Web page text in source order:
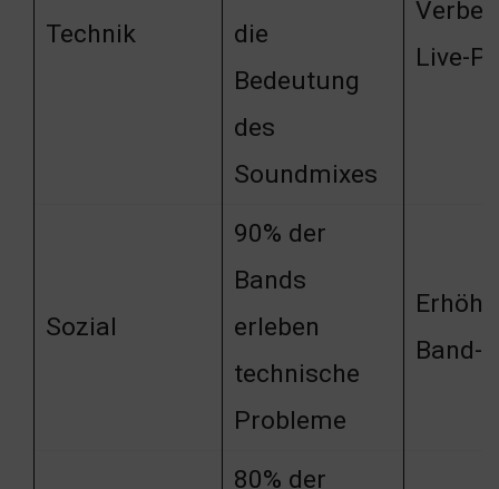
Technik
die
Bedeutung
des
Soundmixes
Live-
Sozial
90% der
Bands
erleben
technische
Probleme
Band-
80% der